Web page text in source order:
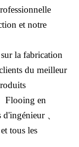
et notre
la fabrication
du meilleur
Flooing en
、
tous les